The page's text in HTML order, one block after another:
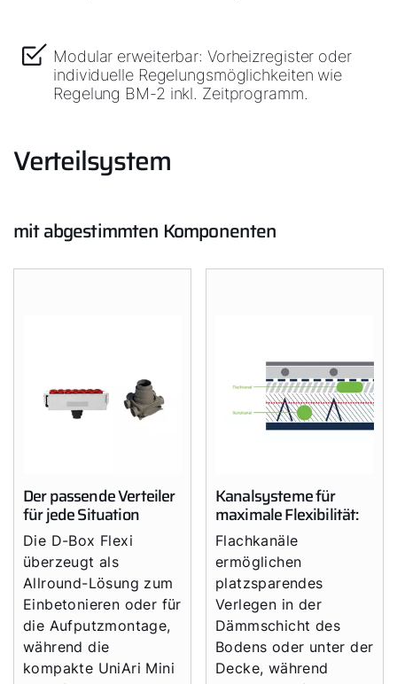
Modular erweiterbar: Vorheizregister oder
individuelle Regelungsmöglichkeiten wie
Regelung BM-2 inkl. Zeitprogramm.
Verteilsystem
mit abgestimmten Komponenten
Der passende Verteiler
für jede Situation
Die D-Box Flexi
überzeugt als
Allround-Lösung zum
Einbetonieren oder für
die Aufputzmontage,
während die
kompakte UniAri Mini
Kanalsysteme für
maximale Flexibilität:
Flachkanäle
ermöglichen
platzsparendes
Verlegen in der
Dämmschicht des
Bodens oder unter der
Decke, während